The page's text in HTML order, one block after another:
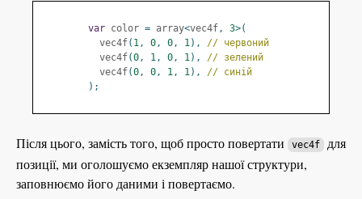
var color = array<vec4f, 3>(
          vec4f
( 1, 0, 0, 1),
// червоний
          vec4f
(0, 1, 0, 1),
// зелений
          vec4f
(0, 0, 1, 1),
// синій
);
Після цього, замість того, щоб просто повертати vec4f для
позиції, ми оголошуємо екземпляр нашої структури,
заповнюємо його даними і повертаємо.